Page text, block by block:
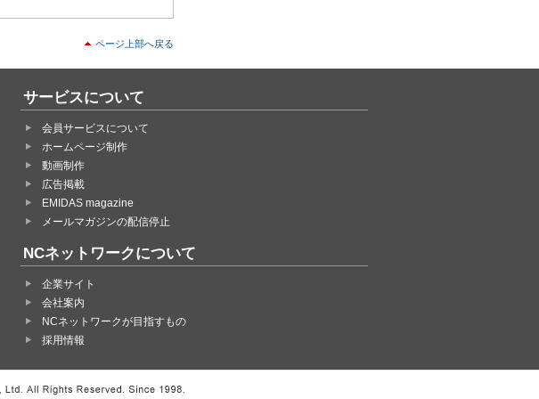
ページ上部へ戻る
サービスについて
会員サービスについて
ホームページ制作
動画制作
広告掲載
EMIDAS magazine
メールマガジンの配信停止
NCネットワークについて
企業サイト
会社案内
NCネットワークが目指すもの
採用情報